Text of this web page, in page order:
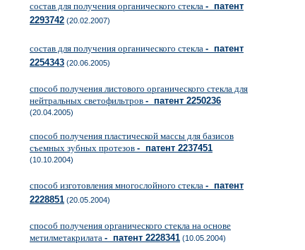
состав для получения органического стекла - патент
2293742 (20.02.2007)
состав для получения органического стекла - патент
2254343 (20.06.2005)
способ получения листового органического стекла для
нейтральных светофильтров - патент 2250236
(20.04.2005)
способ получения пластической массы для базисов
съемных зубных протезов - патент 2237451
(10.10.2004)
способ изготовления многослойного стекла - патент
2228851 (20.05.2004)
способ получения органического стекла на основе
метилметакрилата - патент 2228341 (10.05.2004)